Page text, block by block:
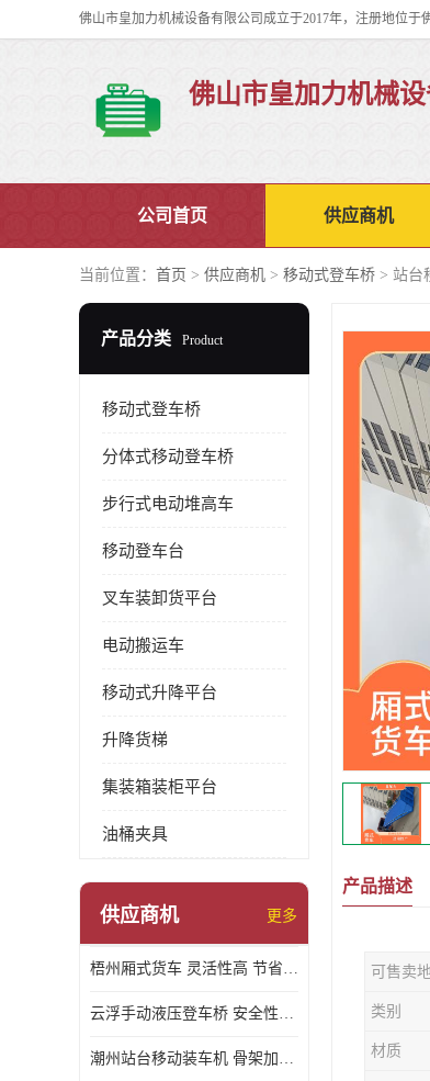
佛山市皇加力机械
公司首页 供应商机
当前位置： 首页 > 供应商机 > 移动式登车桥 > 站台
产品分类 Product
移动式登车桥
分体式移动登车桥
步行式电动堆高车
移动登车台
叉车装卸货平台
电动搬运车
移动式升降平台
升降货梯
集装箱装柜平台
油桶夹具
供应商机 更多
梧州厢式货车 灵活性高 节省空间
云浮手动液压登车桥 安全性较高 节省空间
潮州站台移动装车机 骨架加密 承载更强 皇加力机械设备厂
产品描述
可售卖
类别
材质